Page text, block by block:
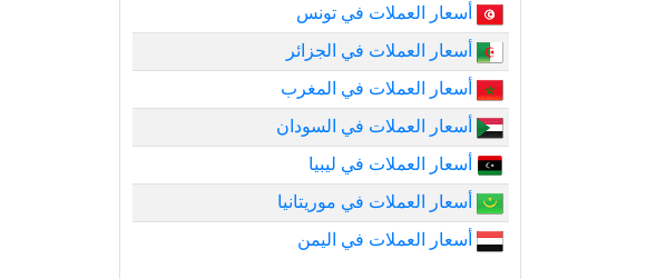
أسعار العملات في تونس
أسعار العملات في الجزائر
أسعار العملات في المغرب
أسعار العملات في السودان
أسعار العملات في ليبيا
أسعار العملات في موريتانيا
أسعار العملات في اليمن